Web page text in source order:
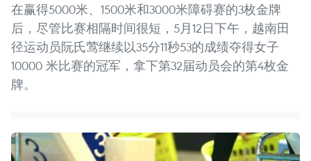
在赢得5000米、1500米和3000米障碍赛的3枚金牌
后，尽管比赛相隔时间很短，5月12日下午，越南田
径运动员阮氏莺继续以35分11秒53的成绩夺得女子
10000 米比赛的冠军，拿下第32届动员会的第4枚金
牌。